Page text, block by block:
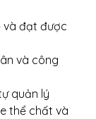
và đạt được
và công
quản lý
thể chất và